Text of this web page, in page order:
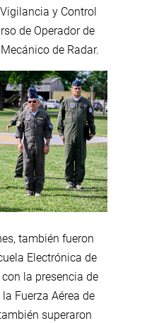
y Control
de Operador de
de Radar.
también fueron
Electrónica de
la presencia de
Fuerza Aérea de
superaron